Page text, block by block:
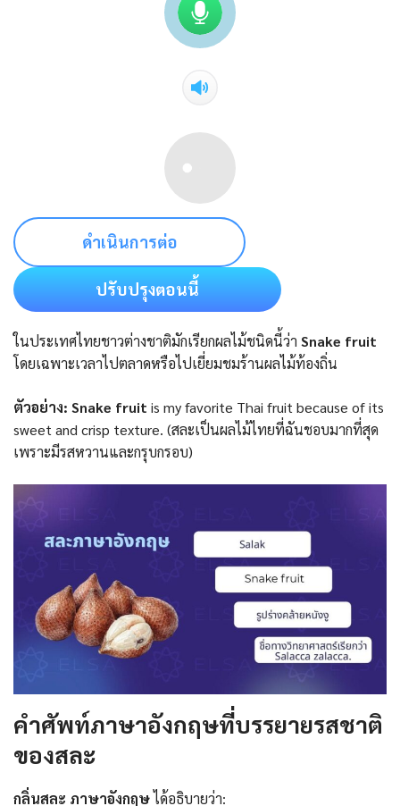
ดำเนินการต่อ
ปรับปรุงตอนนี้
ในประเทศไทยชาวต่างชาติมักเรียกผลไม้ชนิดนี้ว่า Snake fruit
โดยเฉพาะเวลาไปตลาดหรือไปเยี่ยมชมร้านผลไม้ท้องถิ่น
ตัวอย่าง: Snake fruit is my favorite Thai fruit because of its
sweet and crisp texture. (สละเป็นผลไม้ไทยที่ฉันชอบมากที่สุด
เพราะมีรสหวานและกรุบกรอบ)
คำศัพท์ภาษาอังกฤษที่บรรยายรสชาติ
ของสละ
กลิ่นสละ ภาษาอังกฤษได้อธิบายว่า: